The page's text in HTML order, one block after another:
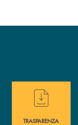
immediata ?
Hai bisogno di
TRASPARENZA